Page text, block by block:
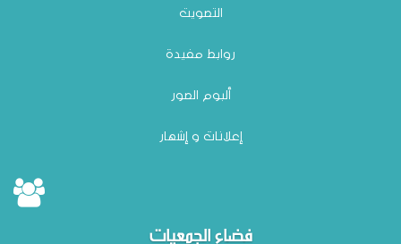
التصويت
روابط مفيدة
ألبوم الصور
إعلانات و إشهار
فضاء الجمعيات